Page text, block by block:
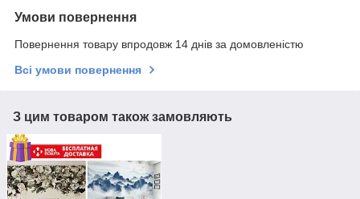
Умови повернення
Повернення товару впродовж 14 днів за домовленістю
Всі умови повернення
З цим товаром також замовляють